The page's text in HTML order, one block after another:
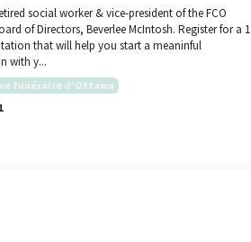
social worker & vice-president of the FCO
of Directors, Beverlee McIntosh. Register for a 1
that will help you start a meaninful
with y...
funéraire d'Ottawa